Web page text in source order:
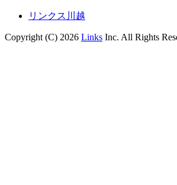
リンクス川越
Copyright (C) 2026 Links Inc. All Rights